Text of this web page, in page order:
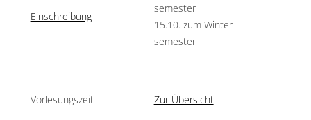
Einschreibung
semester
15.10. zum Winter­
semester
Vorlesungszeit Zur Übersicht